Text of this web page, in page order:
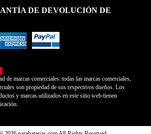
DE DEVOLUCIÓN DE
de marcas comerciales: todas las marcas comerciales,
son propiedad de sus respectivos dueños. Los
y marcas utilizados en este sitio web tienen